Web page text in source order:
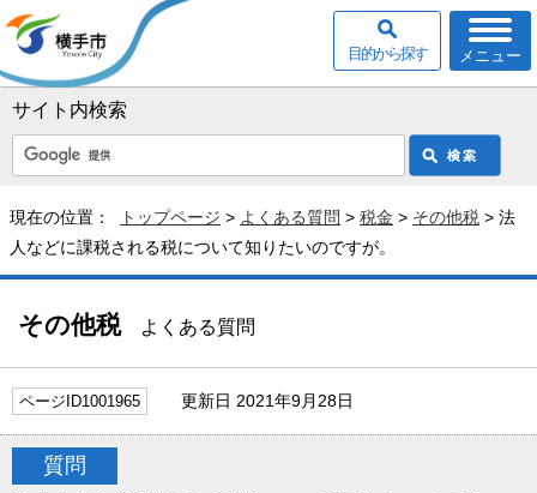
サイト内検索
メニュー
目的から探す
現在の位置： トップページ > よくある質問 > 税金 > その他税 > 法
人などに課税される税について知りたいのですが。
その他税よくある質問
ページID1001965 更新日 2021年9月28日
質問